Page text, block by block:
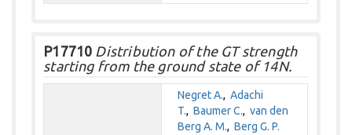
P17710 Distribution of the GT strength
starting from the ground state of 14N.
Negret A.,Adachi
T.,Baumer C.,van den
Berg A. M.,Berg G. P.